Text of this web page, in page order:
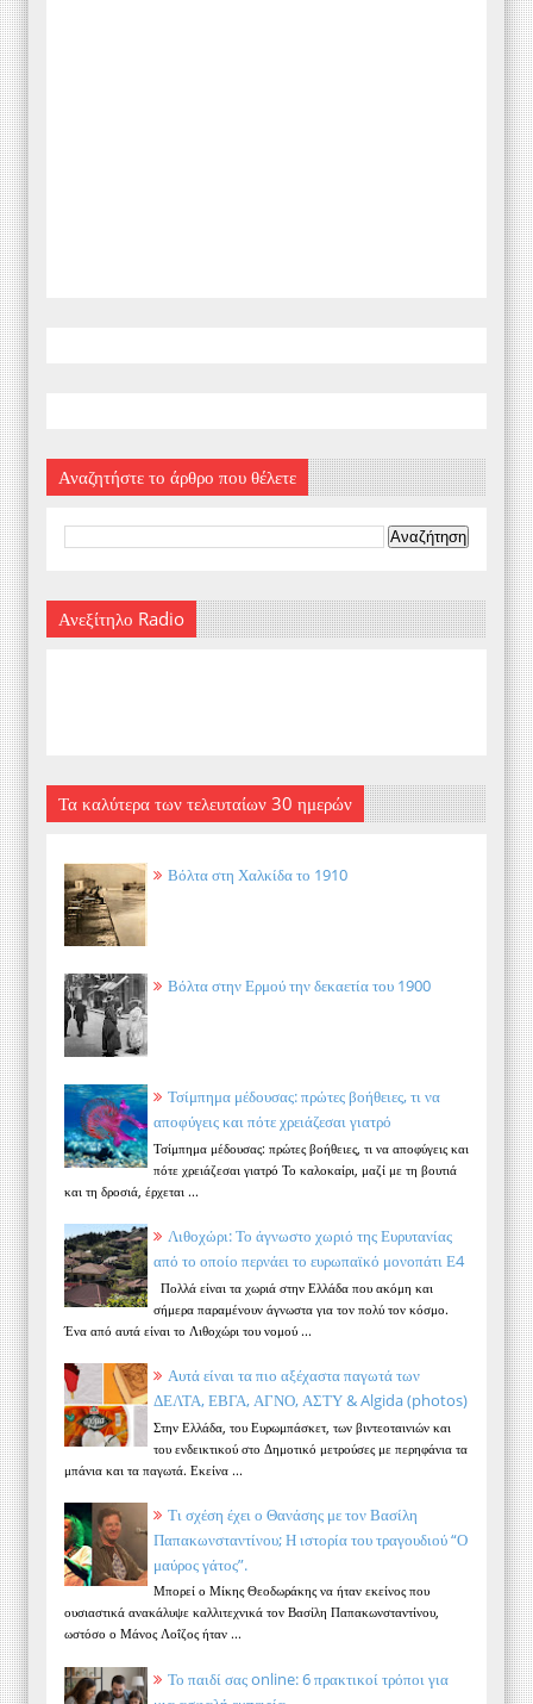
Αναζητήστε το άρθρο που θέλετε
Ανεξίτηλο Radio
Τα καλύτερα των τελευταίων 30 ημερών
Βόλτα στη Χαλκίδα το 1910
Βόλτα στην Ερμού την δεκαετία του 1900
Τσίμπημα μέδουσας: πρώτες βοήθειες, τι να
αποφύγεις και πότε χρειάζεσαι γιατρό
Τσίμπημα μέδουσας: πρώτες βοήθειες, τι να αποφύγεις και
πότε χρειάζεσαι γιατρό Το καλοκαίρι, μαζί με τη βουτιά
και τη δροσιά, έρχεται ...
Λιθοχώρι: Το άγνωστο χωριό της Ευρυτανίας
από το οποίο περνάει το ευρωπαϊκό μονοπάτι Ε4
Πολλά είναι τα χωριά στην Ελλάδα που ακόμη και
σήμερα παραμένουν άγνωστα για τον πολύ τον κόσμο.
Ένα από αυτά είναι το Λιθοχώρι του νομού ...
Αυτά είναι τα πιο αξέχαστα παγωτά των
ΔΕΛΤΑ, ΕΒΓΑ, ΑΓΝΟ, ΑΣΤΥ & Algida (photos)
Στην Ελλάδα, του Ευρωμπάσκετ, των βιντεοταινιών και
του ενδεικτικού στο Δημοτικό μετρούσες με περηφάνια τα
μπάνια και τα παγωτά. Εκείνα ...
Τι σχέση έχει ο Θανάσης με τον Βασίλη
Παπακωνσταντίνου; Η ιστορία του τραγουδιού “Ο
μαύρος γάτος”.
Μπορεί ο Μίκης Θεοδωράκης να ήταν εκείνος που
ουσιαστικά ανακάλυψε καλλιτεχνικά τον Βασίλη Παπακωνσταντίνου,
ωστόσο ο Μάνος Λοΐζος ήταν ...
Το παιδί σας online: 6 πρακτικοί τρόποι για